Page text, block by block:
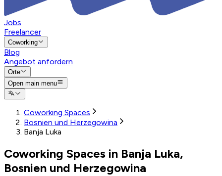
Jobs
Freelancer
Coworking
Blog
Angebot anfordern
Orte
Open main menu
Coworking Spaces
Bosnien und Herzegowina
Banja Luka
Coworking Spaces in Banja Luka,
Bosnien und Herzegowina